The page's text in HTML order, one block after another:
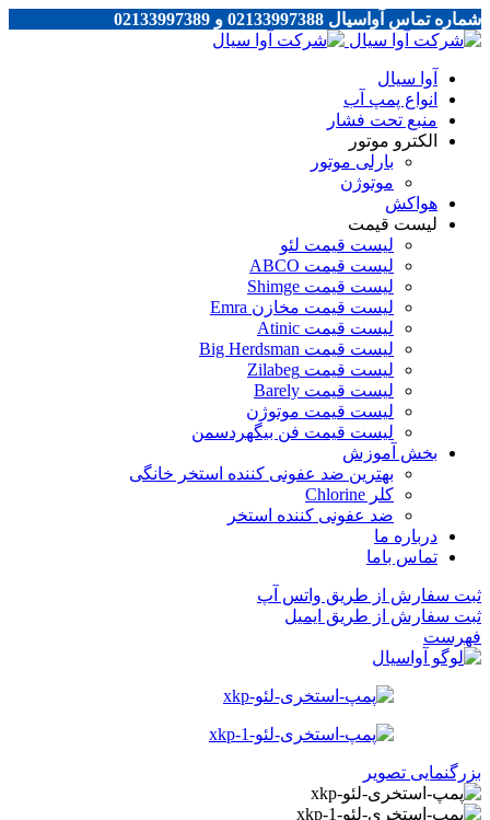
شماره تماس آواسیال 02133997388 و 02133997389
آوا سیال
انواع پمپ آب
منبع تحت فشار
الکترو موتور
بارلی موتور
موتوژن
هواکش
لیست قیمت
لیست قیمت لئو
لیست قیمت ABCO
لیست قیمت Shimge
لیست قیمت مخازن Emra
لیست قیمت Atinic
لیست قیمت Big Herdsman
لیست قیمت Zilabeg
لیست قیمت Barely
لیست قیمت موتوژن
لیست قیمت فن بیگهردسمن
بخش آموزش
بهترین ضد عفونی کننده استخر خانگی
کلر Chlorine
ضد عفونی کننده استخر
درباره ما
تماس باما
ثبت سفارش از طریق واتس آپ
ثبت سفارش از طریق ایمیل
فهرست
بزرگنمایی تصویر